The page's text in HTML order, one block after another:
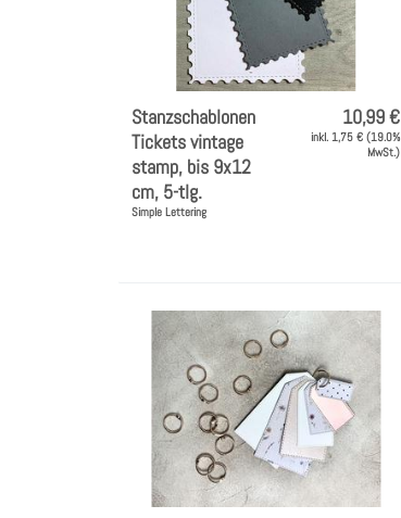
Stanzschablonen
Tickets vintage
stamp, bis 9x12
cm, 5-tlg.
Simple Lettering
10,99 €
inkl. 1,75 € (19.0%
MwSt.)